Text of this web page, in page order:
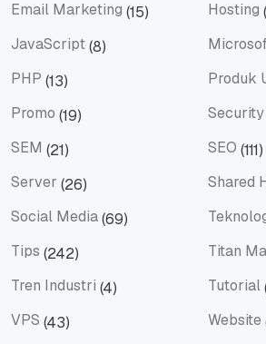
Email Marketing (15) Hosting
JavaScript(8)
PHP (13) Produk
Promo (19) Security
SEM (21) SEO (111)
Server (26) Shared
Social Media(69)
Tips (242) Titan
Tren Industri (4) Tutorial
VPS (43) Website